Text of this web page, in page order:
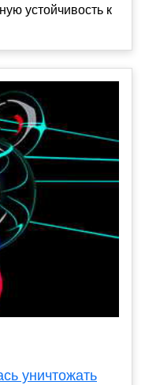
устойчивость к
уничтожать